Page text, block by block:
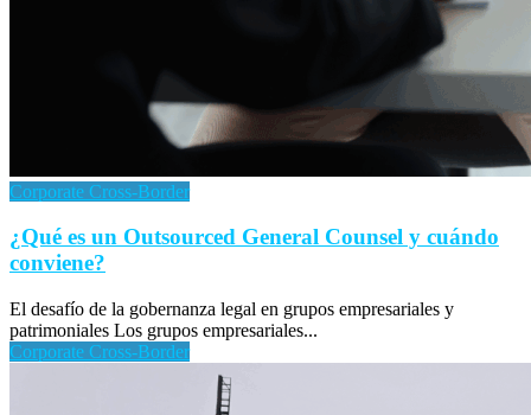
Corporate Cross-Border
¿Qué es un Outsourced General Counsel y cuándo
conviene?
El desafío de la gobernanza legal en grupos empresariales y
patrimoniales Los grupos empresariales...
Corporate Cross-Border